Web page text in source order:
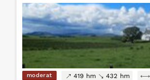
moderat 419 hm 432 hm